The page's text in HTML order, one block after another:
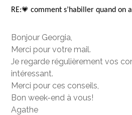
RE:💗 comment s’habiller quand on
Bonjour Georgia,
Merci pour votre mail.
Je regarde régulièrement vos
intéressant.
Merci pour ces conseils,
Bon week-end à vous!
Agathe